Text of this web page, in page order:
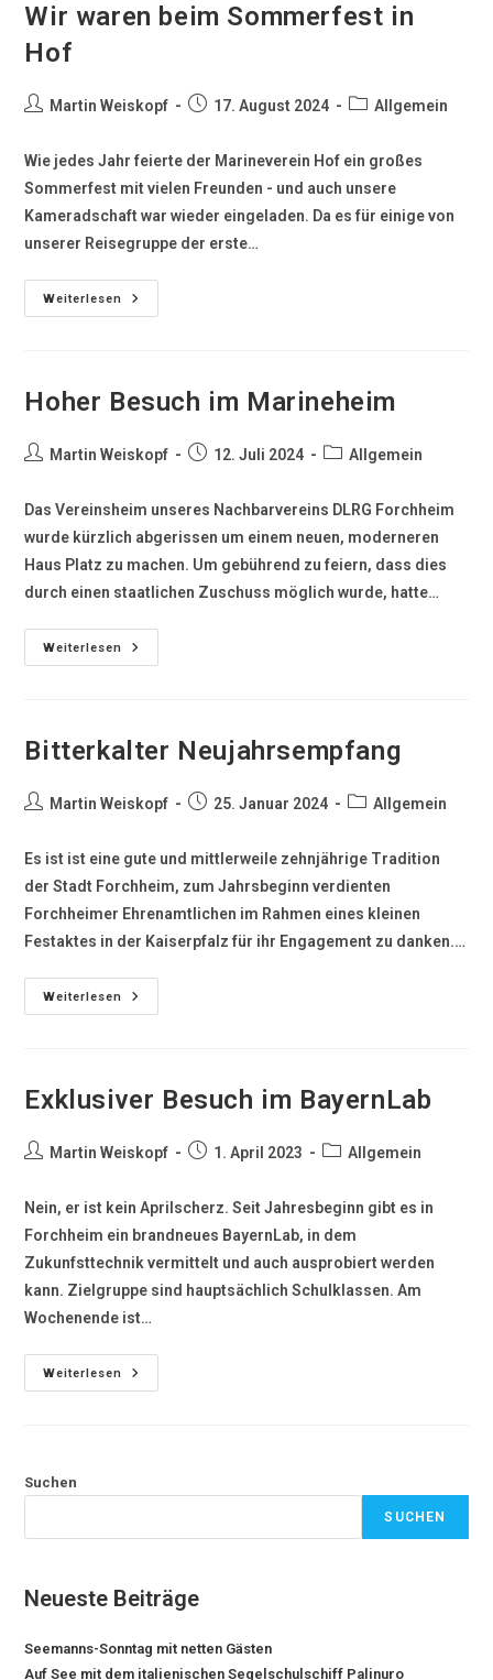
Wir waren beim Sommerfest in
Hof
Martin Weiskopf 17. August 2024 Allgemein
Wie jedes Jahr feierte der Marineverein Hof ein großes
Sommerfest mit vielen Freunden - und auch unsere
Kameradschaft war wieder eingeladen. Da es für einige von
unserer Reisegruppe der erste…
Weiterlesen
Hoher Besuch im Marineheim
Martin Weiskopf 12. Juli 2024 Allgemein
Das Vereinsheim unseres Nachbarvereins DLRG Forchheim
wurde kürzlich abgerissen um einem neuen, moderneren
Haus Platz zu machen. Um gebührend zu feiern, dass dies
durch einen staatlichen Zuschuss möglich wurde, hatte…
Weiterlesen
Bitterkalter Neujahrsempfang
Martin Weiskopf 25. Januar 2024 Allgemein
Es ist ist eine gute und mittlerweile zehnjährige Tradition
der Stadt Forchheim, zum Jahrsbeginn verdienten
Forchheimer Ehrenamtlichen im Rahmen eines kleinen
Festaktes in der Kaiserpfalz für ihr Engagement zu danken.…
Weiterlesen
Exklusiver Besuch im BayernLab
Martin Weiskopf 1. April 2023 Allgemein
Nein, er ist kein Aprilscherz. Seit Jahresbeginn gibt es in
Forchheim ein brandneues BayernLab, in dem
Zukunfsttechnik vermittelt und auch ausprobiert werden
kann. Zielgruppe sind hauptsächlich Schulklassen. Am
Wochenende ist…
Weiterlesen
Suchen
SUCHEN
Neueste Beiträge
Seemanns-Sonntag mit netten Gästen
Auf See mit dem italienischen Segelschulschiff Palinuro